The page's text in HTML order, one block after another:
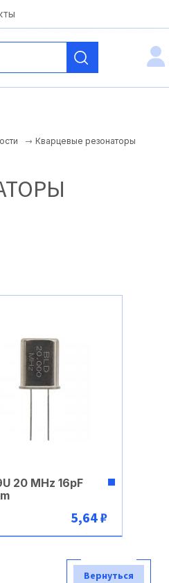
до 20:00
Кварцевые резонаторы
20 MHz 16pF
5,64 ₽
Вернуться